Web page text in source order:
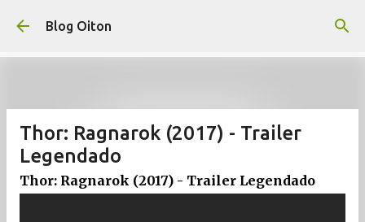
Pular para o conteúdo principal
Blog Oiton
Thor: Ragnarok (2017) - Trailer
Legendado
Thor: Ragnarok (2017) - Trailer Legendado